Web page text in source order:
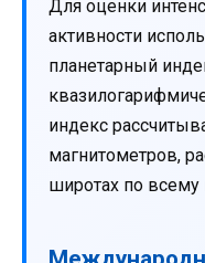
Для оценки
активности
планетарный
индекс
магнитометров,
широтах по всему